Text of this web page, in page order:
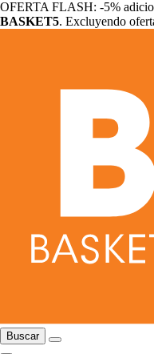
OFERTA FLASH: -5%
BASKET5. Excluyendo
Buscar